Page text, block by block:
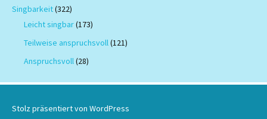
Singbarkeit(322)
Leicht singbar(173)
Teilweise anspruchsvoll(121)
Anspruchsvoll(28)
Stolz präsentiert von WordPress